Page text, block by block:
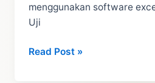
menggunakan software
Uji
Tutorial
Read Post »